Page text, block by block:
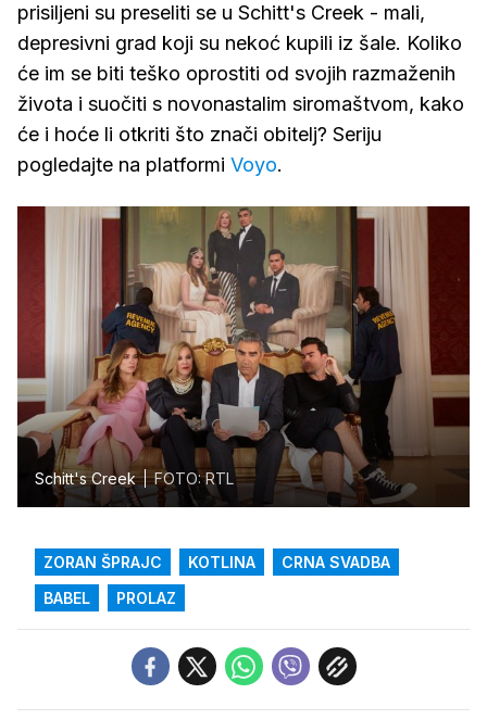
prisiljeni su preseliti se u Schitt's Creek - mali,
depresivni grad koji su nekoć kupili iz šale. Koliko
će im se biti teško oprostiti od svojih razmaženih
života i suočiti s novonastalim siromaštvom, kako
će i hoće li otkriti što znači obitelj? Seriju
pogledajte na platformi Voyo.
Schitt's Creek FOTO: RTL
ZORAN ŠPRAJC KOTLINA
CRNA SVADBA
BABEL
PROLAZ